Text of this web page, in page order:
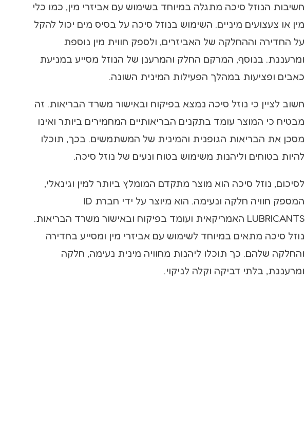
חשיבות הנוזל סיכה מתגלה במיוחד בשימוש עם אביזרי מין, כמו כלי
מין או צעצועים מיניים. השימוש בנוזל סיכה על בסיס מים יכול להקל
על החדירה וההחלקה של האביזרים, ולספק חווית מין נוספת
ומרעננת. בנוסף, המרקם החלק והמרענן של הנוזל מסייע במניעת
כאבים ופציעות במהלך הפעילות המינית השונה.
חשוב לציין כי נוזל סיכה נמצא בפיקוח ובאישור משרד הבריאות. זה
מבטיח כי המוצר עומד בתקנים הבריאותיים המחמירים ביותר ואינו
מסכן את הבריאות הגופנית והמינית של המשתמשים. בכך, תוכלו
להיות בטוחים וליהנות משימוש בטוח ונעים של נוזל סיכה.
לסיכום, נוזל סיכה הוא מוצר מתקדם המומלץ ביותר למין וגינאלי,
המספק חוויה חלקה ונעימה. הוא מיוצר על ידי חברת ID
LUBRICANTS האמריקאית ועומד בפיקוח ובאישור משרד הבריאות.
נוזל סיכה מתאים במיוחד לשימוש עם אביזרי מין ומסייע בחדירה
והחלקה שלהם. כך תוכלו ליהנות מחוויה מינית נעימה, חלקה
ומרעננת, בלתי דביקה וקלה לניקוי.